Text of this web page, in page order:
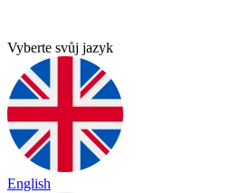
Vyberte svůj jazyk
English